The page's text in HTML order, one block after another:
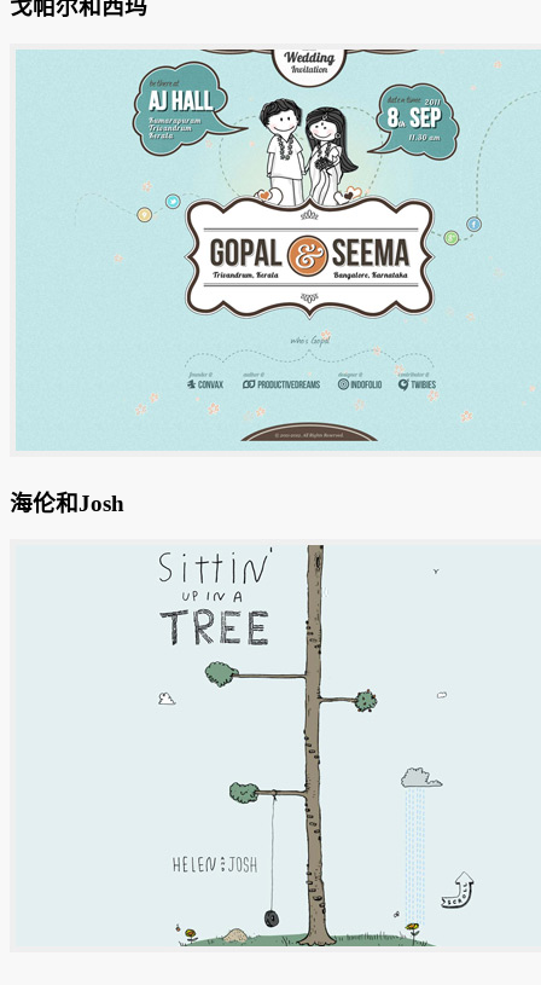
戈帕尔和西玛
海伦和Josh